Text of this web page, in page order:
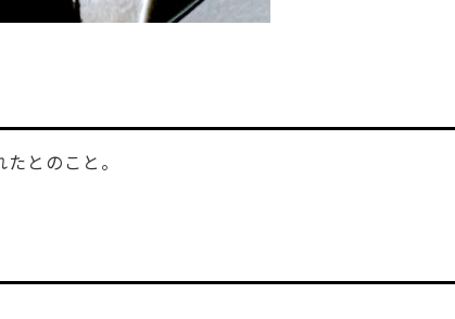
とのこと。